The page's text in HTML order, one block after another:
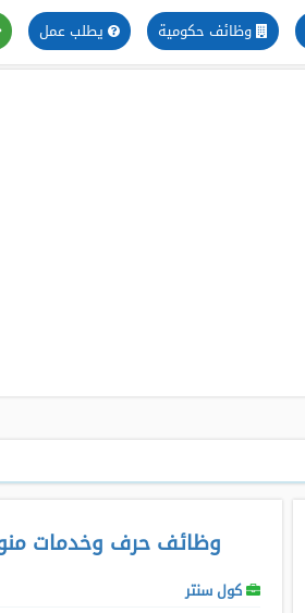
يطلب عمل وظائف حكومية
وظائف حرف وخدمات
كول سنتر